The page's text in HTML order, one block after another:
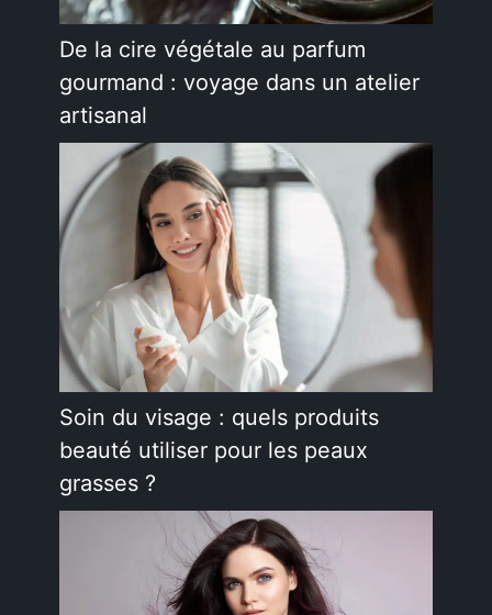
De la cire végétale au parfum
gourmand : voyage dans un atelier
artisanal
Soin du visage : quels produits
beauté utiliser pour les peaux
grasses ?